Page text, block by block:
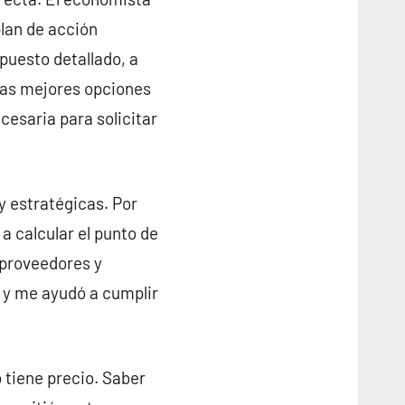
de acción
detallado, a
mejores opciones
para solicitar
estratégicas. Por
calcular el punto de
y
me ayudó a cumplir
tiene precio. Saber